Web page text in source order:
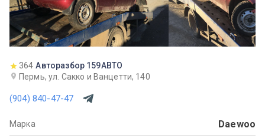
364 Авторазбор 159АВТО
Пермь, ул. Сакко и Ванцетти, 140
(904) 840-47-47
Марка Daewoo